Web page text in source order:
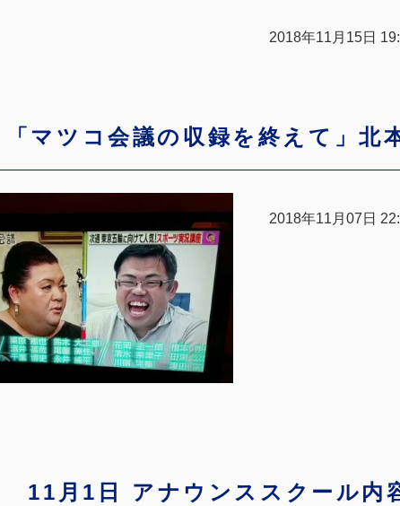
2018年11月15日
「マツコ会議の収録を終えて」北
2018年11月07日
11月1日 アナウンススクール内